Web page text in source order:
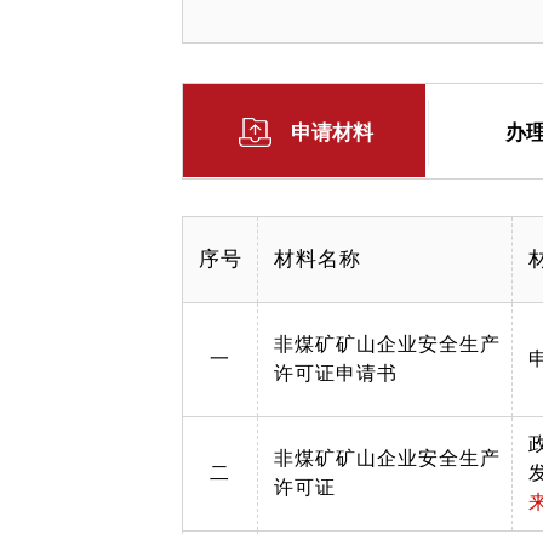
申请材料 办
序号 材料名称
一
非煤矿矿山企业安全生产
许可证申请书
二
非煤矿矿山企业安全生产
许可证